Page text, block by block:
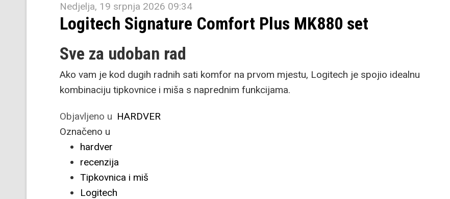
Nedjelja, 19 srpnja 2026 09:34
Logitech Signature Comfort Plus MK880 set
Sve za udoban rad
Ako vam je kod dugih radnih sati komfor na prvom mjestu, Logitech je spojio idealnu
kombinaciju tipkovnice i miša s naprednim funkcijama.
Objavljeno u HARDVER
Označeno u
hardver
recenzija
Tipkovnica i miš
Logitech